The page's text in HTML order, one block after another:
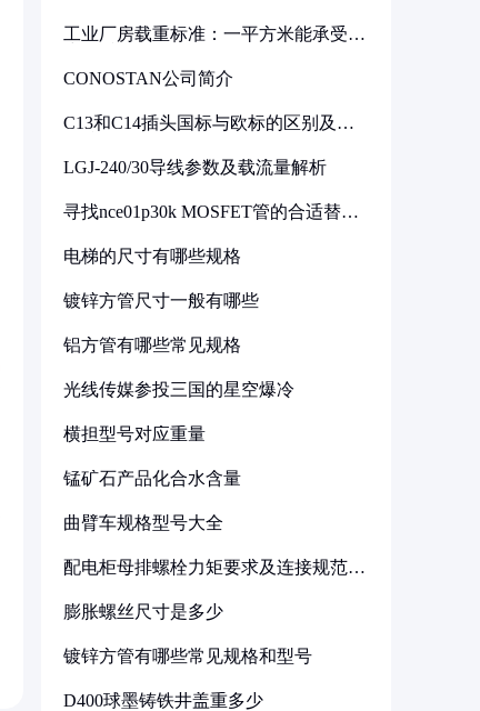
工业厂房载重标准：一平方米能承受多
CONOSTAN公司简介
C13和C14插头国标与欧标的区别及其
LGJ-240/30导线参数及载流量解析
寻找nce01p30k MOSFET管的合适替代
电梯的尺寸有哪些规格
镀锌方管尺寸一般有哪些
铝方管有哪些常见规格
光线传媒参投三国的星空爆冷
横担型号对应重量
锰矿石产品化合水含量
曲臂车规格型号大全
配电柜母排螺栓力矩要求及连接规范详
膨胀螺丝尺寸是多少
镀锌方管有哪些常见规格和型号
D400球墨铸铁井盖重多少